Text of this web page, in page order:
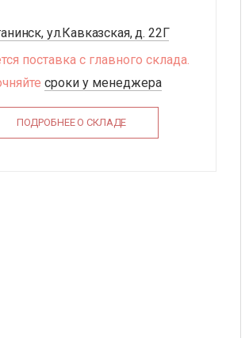
ул.Кавказская, д. 22Г
поставка с главного склада.
сроки у менеджера
ПОДРОБНЕЕ О СКЛАДЕ